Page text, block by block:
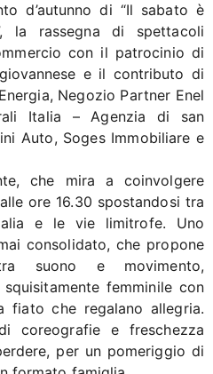
d’autunno di “Il sabato è
la rassegna di spettacoli
con il patrocinio di
e il contributo di
Negozio Partner Enel
Italia – Agenzia di san
Auto, Soges Immobiliare e
che mira a coinvolgere
ore 16.30 spostandosi tra
e le vie limitrofe. Uno
consolidato, che propone
suono e movimento,
femminile con
fiato che regalano allegria.
coreografie e freschezza
per un pomeriggio di